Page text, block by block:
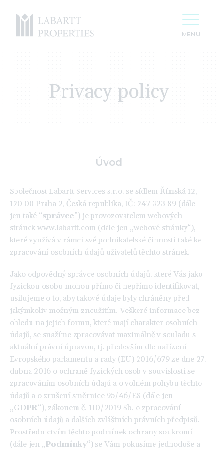
For 20 years we have been creating space
for your success
Privacy policy
Úvod
Společnost Labartt Services s.r.o. se sídlem Římská 12,
120 00 Praha 2, Česká republika, IČ: 247 323 89 (dále
jen také “správce”) je provozovatelem webových
stránek www.labartt.com (dále jen „webové stránky“),
které využívá v rámci své podnikatelské činnosti také ke
zpracování osobních údajů uživatelů těchto stránek.
Jako odpovědný správce osobních údajů, které Vás jako
fyzickou osobu mohou přímo či nepřímo identifikovat,
usilujeme o to, aby takové údaje byly chráněny před
jakýmkoliv možným zneužitím. Veškeré informace bez
ohledu na jejich formu, které mají charakter osobních
údajů, se snažíme zpracovávat maximálně v souladu s
aktuální právní úpravou, tj. především dle nařízení
Evropského parlamentu a rady (EU) 2016/679 ze dne 27.
dubna 2016 o ochraně fyzických osob v souvislosti se
zpracováním osobních údajů a o volném pohybu těchto
údajů a o zrušení směrnice 95/46/ES (dále jen
„GDPR“), zákonem č. 110/2019 Sb. o zpracování
osobních údajů a dalších zvláštních právních předpisů.
Prostřednictvím těchto podmínek ochrany soukromí
(dále jen „Podmínky“) se Vám pokusíme jednoduše a